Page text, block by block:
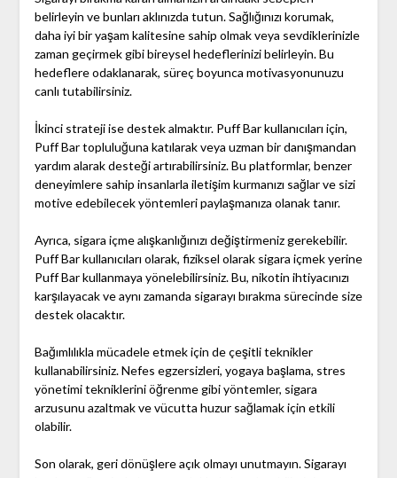
belirleyin ve bunları aklınızda tutun. Sağlığınızı korumak,
daha iyi bir yaşam kalitesine sahip olmak veya sevdiklerinizle
zaman geçirmek gibi bireysel hedeflerinizi belirleyin. Bu
hedeflere odaklanarak, süreç boyunca motivasyonunuzu
canlı tutabilirsiniz.
İkinci strateji ise destek almaktır. Puff Bar kullanıcıları için,
Puff Bar topluluğuna katılarak veya uzman bir danışmandan
yardım alarak desteği artırabilirsiniz. Bu platformlar, benzer
deneyimlere sahip insanlarla iletişim kurmanızı sağlar ve sizi
motive edebilecek yöntemleri paylaşmanıza olanak tanır.
Ayrıca, sigara içme alışkanlığınızı değiştirmeniz gerekebilir.
Puff Bar kullanıcıları olarak, fiziksel olarak sigara içmek yerine
Puff Bar kullanmaya yönelebilirsiniz. Bu, nikotin ihtiyacınızı
karşılayacak ve aynı zamanda sigarayı bırakma sürecinde size
destek olacaktır.
Bağımlılıkla mücadele etmek için de çeşitli teknikler
kullanabilirsiniz. Nefes egzersizleri, yogaya başlama, stres
yönetimi tekniklerini öğrenme gibi yöntemler, sigara
arzusunu azaltmak ve vücutta huzur sağlamak için etkili
olabilir.
Son olarak, geri dönüşlere açık olmayı unutmayın. Sigarayı